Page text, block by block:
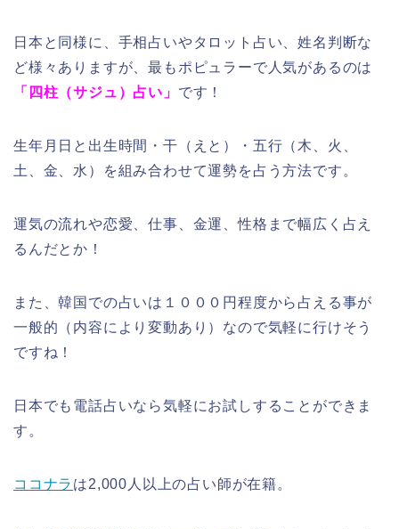
日本と同様に、手相占いやタロット占い、姓名判断な
ど様々ありますが、最もポピュラーで人気があるのは
「四柱（サジュ）占い」 です！
生年月日と出生時間・干（えと）・五行（木、火、
土、金、水）を組み合わせて運勢を占う方法です。
運気の流れや恋愛、仕事、金運、性格まで幅広く占え
るんだとか！
また、韓国での占いは１０００円程度から占える事が
一般的（内容により変動あり）なので気軽に行けそう
ですね！
日本でも電話占いなら気軽にお試しすることができま
す。
ココナラ は2,000人以上の占い師が在籍。